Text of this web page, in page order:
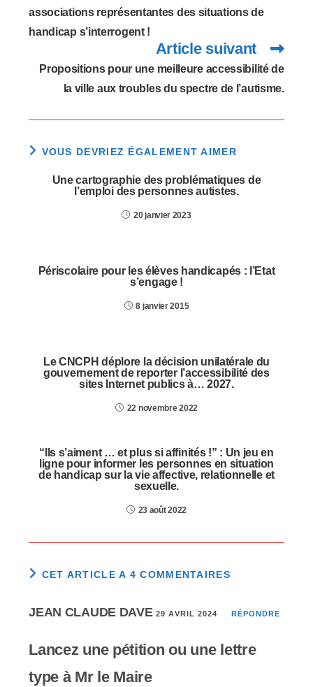
associations représentantes des situations de
handicap s’interrogent !
Article suivant
Propositions pour une meilleure accessibilité de
la ville aux troubles du spectre de l’autisme.
VOUS DEVRIEZ ÉGALEMENT AIMER
Une cartographie des problématiques de
l’emploi des personnes autistes.
20 janvier 2023
Périscolaire pour les élèves handicapés : l’Etat
s’engage !
8 janvier 2015
Le CNCPH déplore la décision unilatérale du
gouvernement de reporter l’accessibilité des
sites Internet publics à… 2027.
22 novembre 2022
“Ils s’aiment … et plus si affinités !” : Un jeu en
ligne pour informer les personnes en situation
de handicap sur la vie affective, relationnelle et
sexuelle.
23 août 2022
CET ARTICLE A 4 COMMENTAIRES
JEAN CLAUDE DAVE29 AVRIL 2024 RÉPONDRE
Lancez une pétition ou une lettre
type à Mr le Maire